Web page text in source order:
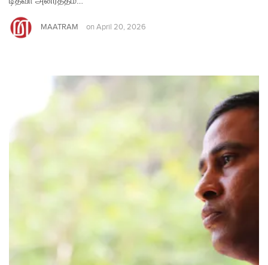
MAATRAM on April 20, 2026